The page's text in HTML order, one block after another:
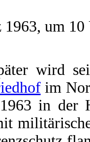
1963, um
wird
im
in der